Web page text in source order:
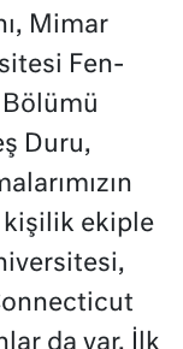
Mimar
Fen-
Duru,
kişilik ekiple
da var. İlk